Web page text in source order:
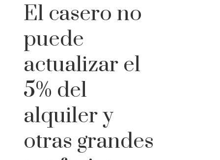
El casero no
puede
actualizar el
5% del
alquiler y
otras grandes